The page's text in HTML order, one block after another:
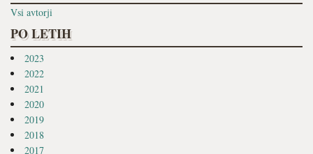
Vsi avtorji
PO LETIH
2023
2022
2021
2020
2019
2018
2017